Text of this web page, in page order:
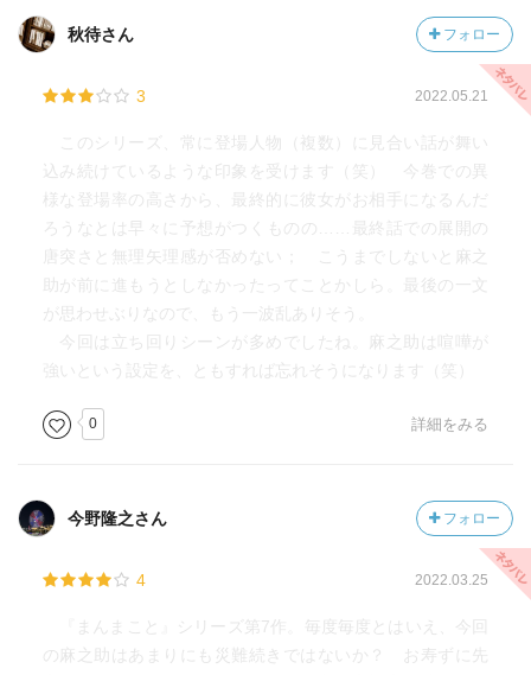
秋待さん フォロー
3 2022.05.21
このシリーズ、常に登場人物（複数）に見合い話が舞い
込み続けているような印象を受けます（笑） 今巻での異
様な登場率の高さから、最終的に彼女がお相手になるんだ
ろうなとは早々に予想がつくものの……最終話での展開の
唐突さと無理矢理感が否めない； こうまでしないと麻之
助が前に進もうとしなかったってことかしら。最後の一文
が思わせぶりなので、もう一波乱ありそう。
今回は立ち回りシーンが多めでしたね。麻之助は喧嘩が
強いという設定を、ともすれば忘れそうになります（笑）
0 詳細をみる
今野隆之さん フォロー
4 2022.03.25
『まんまこと』シリーズ第7作。毎度毎度とはいえ、今回
の麻之助はあまりにも災難続きではないか？ お寿ずに先